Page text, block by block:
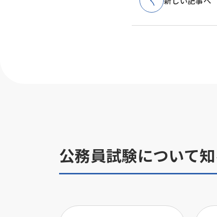
公務員試験について